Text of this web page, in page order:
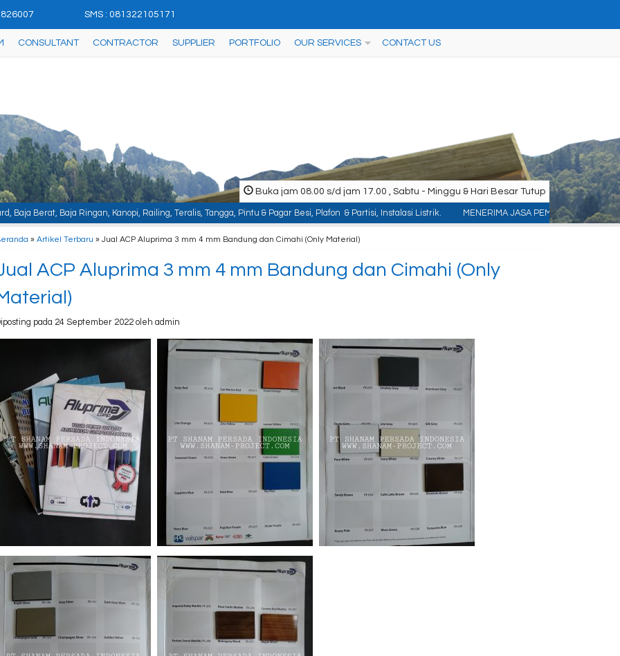
SMS : 081322105171
CONSULTANT CONTRACTOR SUPPLIER PORTFOLIO OUR SERVICES CONTACT US
Buka jam 08.00 s/d jam 17.00 , Sabtu - Minggu & Hari Besar Tutup
Ringan, Kanopi, Railing, Teralis, Tangga, Pintu & Pagar Besi, Plafon & Partisi, Instalasi Listrik. MENERIMA JASA PEMASANGAN KONTRUKSI :
»Artikel Terbaru » Jual ACP Aluprima 3 mm 4 mm Bandung dan Cimahi (Only Material)
ACP Aluprima 3 mm 4 mm Bandung dan Cimahi (Only
pada 24 September 2022 oleh admin